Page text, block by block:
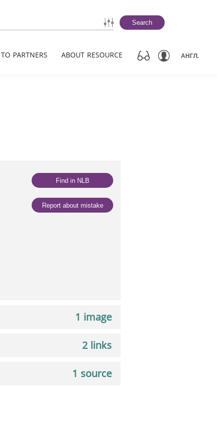
Search
TO PARTNERS ABOUT RESOURCE АНГЛ.
Find in NLB
Report about mistake
1 image
2 links
1 source